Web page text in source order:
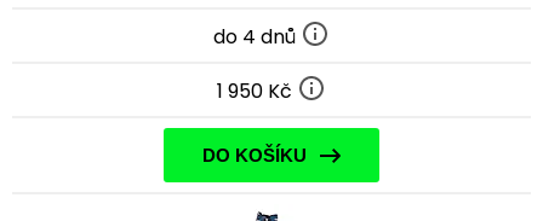
do 4 dnů
1 950 Kč
DO KOŠÍKU